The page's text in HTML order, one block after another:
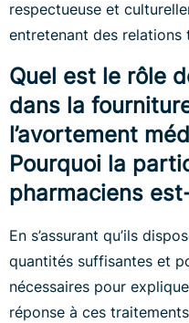
respectueuse et
entretenant des relations
Quel est le rôle
dans la
l’avortement
Pourquoi la
pharmaciens
En s’assurant qu’ils
quantités suffisantes et
nécessaires pour
réponse à ces